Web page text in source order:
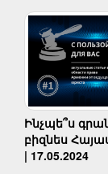
Ինչպե՞ս
բիզնես
| 17.05.2024